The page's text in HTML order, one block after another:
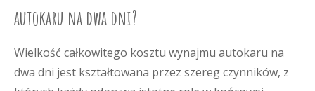
autokaru na dwa dni?
Wielkość całkowitego kosztu wynajmu autokaru na
dwa dni jest kształtowana przez szereg czynników, z